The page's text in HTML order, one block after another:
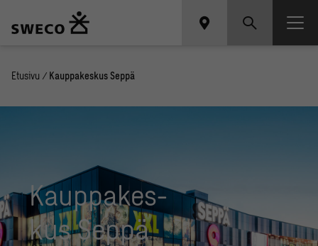
Etusivu / Kauppakeskus Seppä
Kaup­pa­kes­
kus Seppä